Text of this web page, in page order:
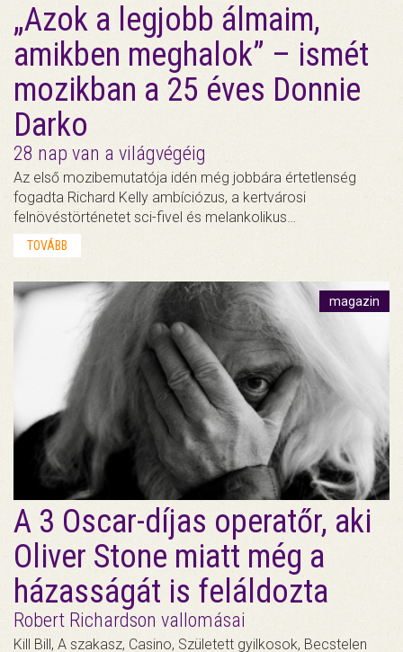
„Azok a legjobb álmaim,
amikben meghalok” – ismét
mozikban a 25 éves Donnie
Darko
28 nap van a világvégéig
Az első mozibemutatója idén még jobbára értetlenség
fogadta Richard Kelly ambíciózus, a kertvárosi
felnövéstörténetet sci-fivel és melankolikus…
TOVÁBB
magazin
A 3 Oscar-díjas operatőr, aki
Oliver Stone miatt még a
házasságát is feláldozta
Robert Richardson vallomásai
Kill Bill, A szakasz, Casino, Született gyilkosok, Becstelen